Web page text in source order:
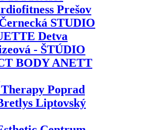
Prešov
STUDIO
Detva
- ŠTÚDIO
BODY ANETT
Poprad
Liptovský